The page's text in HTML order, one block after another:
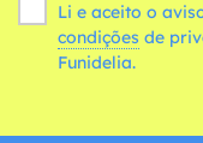
Li e aceito o
condições
Funidelia.